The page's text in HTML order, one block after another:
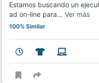
Estamos buscando un
ad on-line para… Ver más
100% Similar